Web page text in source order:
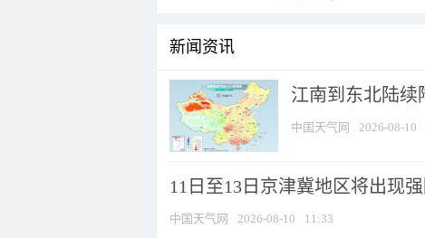
新闻资讯
江南到东北陆续
中国天气网 2026-08-10
11日至13日京津冀地区将出现
中国天气网 2026-08-10 11:33